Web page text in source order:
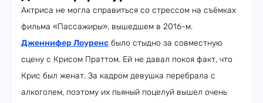
Актриса не могла справиться со стрессом на съёмках
фильма «Пассажиры», вышедшем в 2016-м.
Дженнифер Лоуренс было стыдно за совместную
сцену с Крисом Праттом. Ей не давал покоя факт, что
Крис был женат. За кадром девушка перебрала с
алкоголем, поэтому их пьяный поцелуй вышел очень